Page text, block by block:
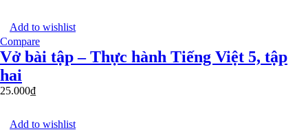
Add to wishlist
Compare
Vở bài tập – Thực hành Tiếng Việt 5, tập
hai
25.000₫
Add to wishlist